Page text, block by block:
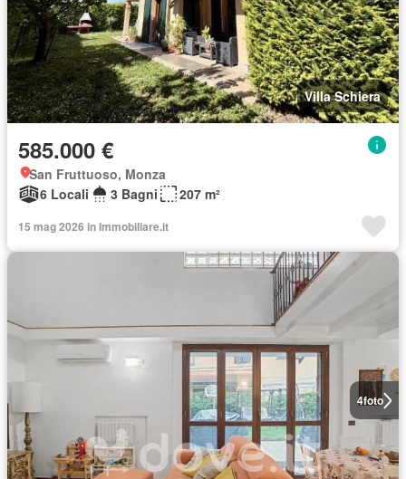
Villa Schiera
585.000 €
San Fruttuoso, Monza
6 Locali
3 Bagni 207 m²
15 mag 2026 in Immobiliare.it
4foto